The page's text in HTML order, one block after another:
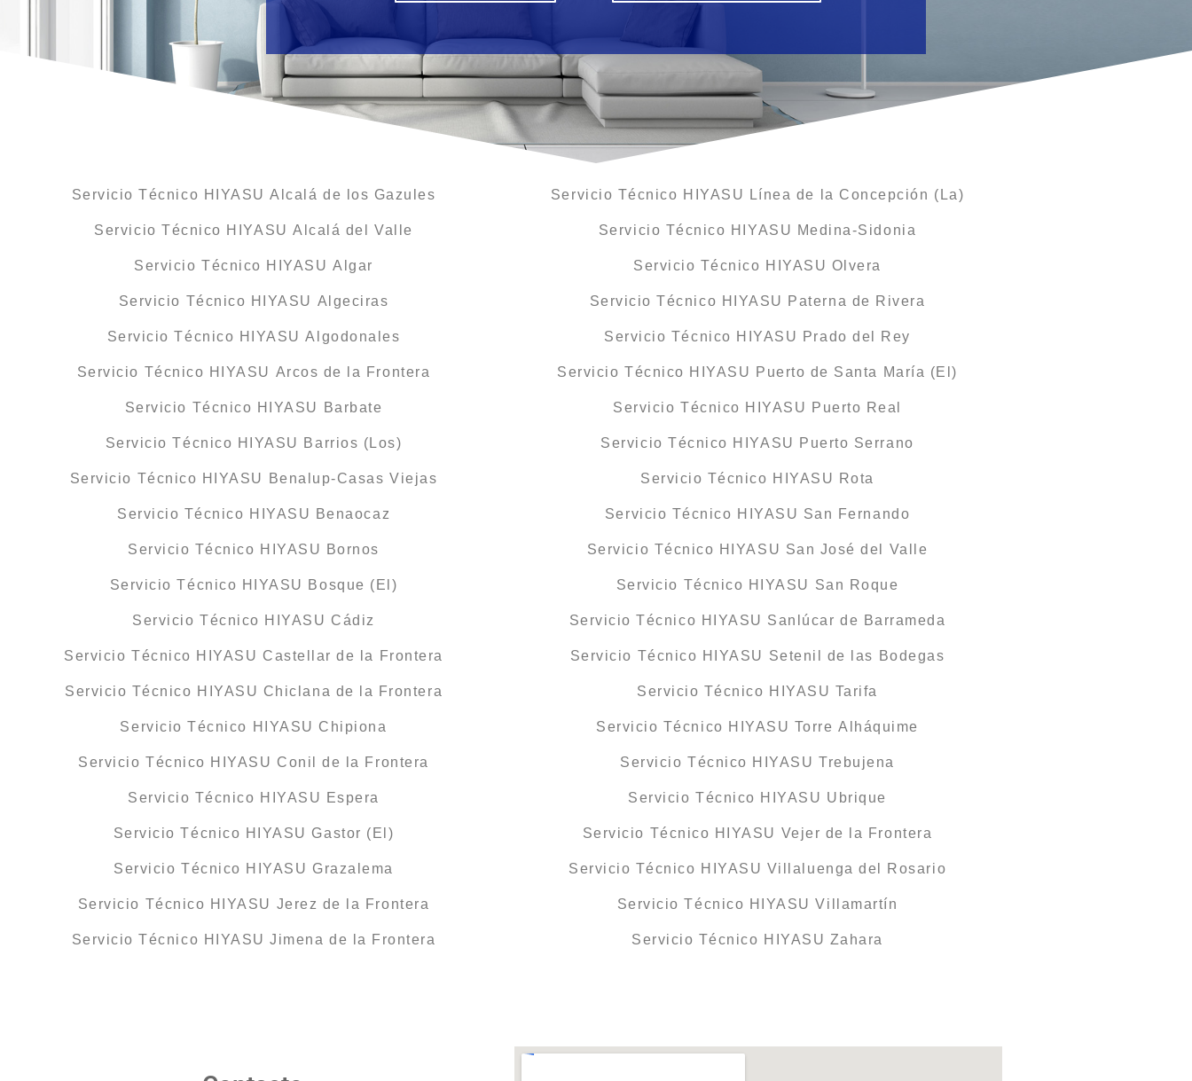
Servicio Técnico HIYASU Alcalá de los Gazules
Servicio Técnico HIYASU Alcalá del Valle
Servicio Técnico HIYASU Algar
Servicio Técnico HIYASU Algeciras
Servicio Técnico HIYASU Algodonales
Servicio Técnico HIYASU Arcos de la Frontera
Servicio Técnico HIYASU Barbate
Servicio Técnico HIYASU Barrios (Los)
Servicio Técnico HIYASU Benalup-Casas Viejas
Servicio Técnico HIYASU Benaocaz
Servicio Técnico HIYASU Bornos
Servicio Técnico HIYASU Bosque (El)
Servicio Técnico HIYASU Cádiz
Servicio Técnico HIYASU Castellar de la Frontera
Servicio Técnico HIYASU Chiclana de la Frontera
Servicio Técnico HIYASU Chipiona
Servicio Técnico HIYASU Conil de la Frontera
Servicio Técnico HIYASU Espera
Servicio Técnico HIYASU Gastor (El)
Servicio Técnico HIYASU Grazalema
Servicio Técnico HIYASU Jerez de la Frontera
Servicio Técnico HIYASU Jimena de la Frontera
Servicio Técnico HIYASU Línea de la Concepción (La)
Servicio Técnico HIYASU Medina-Sidonia
Servicio Técnico HIYASU Olvera
Servicio Técnico HIYASU Paterna de Rivera
Servicio Técnico HIYASU Prado del Rey
Servicio Técnico HIYASU Puerto de Santa María (El)
Servicio Técnico HIYASU Puerto Real
Servicio Técnico HIYASU Puerto Serrano
Servicio Técnico HIYASU Rota
Servicio Técnico HIYASU San Fernando
Servicio Técnico HIYASU San José del Valle
Servicio Técnico HIYASU San Roque
Servicio Técnico HIYASU Sanlúcar de Barrameda
Servicio Técnico HIYASU Setenil de las Bodegas
Servicio Técnico HIYASU Tarifa
Servicio Técnico HIYASU Torre Alháquime
Servicio Técnico HIYASU Trebujena
Servicio Técnico HIYASU Ubrique
Servicio Técnico HIYASU Vejer de la Frontera
Servicio Técnico HIYASU Villaluenga del Rosario
Servicio Técnico HIYASU Villamartín
Servicio Técnico HIYASU Zahara